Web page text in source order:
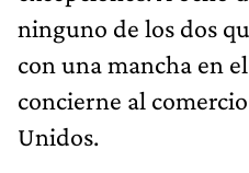
ninguno de los dos
con una mancha en
concierne al
Unidos.